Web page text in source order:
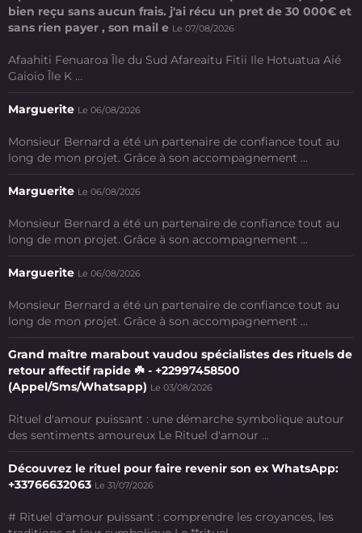
bien reçu sans aucun frais. j'ai récu un pret de 30 000€ et
sans rien payer , son mail e Le 07/08/2026
Afaahiti Fenuaroa Île du Sud Afareaitu Fitii Ile Hotuatua Aié
Gaioio Île K ...
Marguerite Le 06/08/2026
Monsieur Bernard a été un partenaire de confiance tout au
long de mon projet. Grâce à son accompagnement ...
Marguerite Le 06/08/2026
Monsieur Bernard a été un partenaire de confiance tout au
long de mon projet. Grâce à son accompagnement ...
Marguerite Le 06/08/2026
Monsieur Bernard a été un partenaire de confiance tout au
long de mon projet. Grâce à son accompagnement ...
Grand maître marabout vaudou spécialistes des rituels de
retour affectif rapide ☘️ - +22997458500
(Appel/Sms/Whatsapp) Le 03/08/2026
Rituel d'amour puissant : une démarche symbolique autour
des sentiments amoureux Le Rituel d'amour ...
Découvrez le rituel pour faire revenir son ex WhatsApp:
+33766632063 Le 31/07/2026
# Rituel d'amour puissant : comprendre les croyances, les